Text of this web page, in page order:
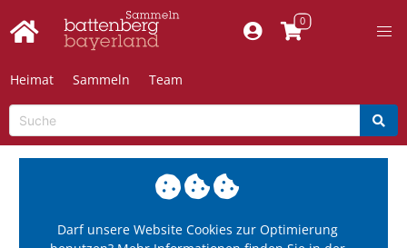
Heimat Sammeln Team
Darf unsere Website Cookies zur Optimierung